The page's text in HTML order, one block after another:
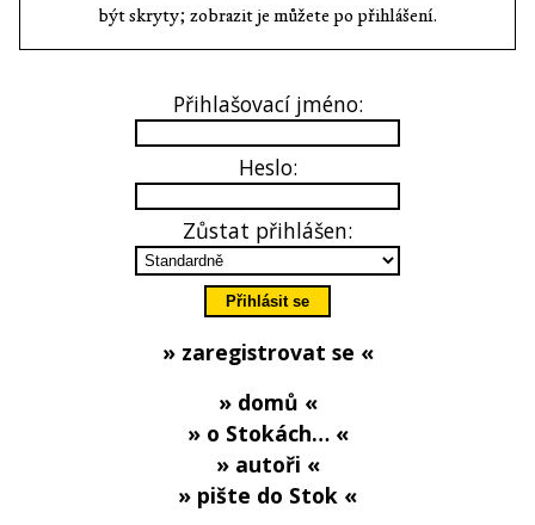
být skryty; zobrazit je můžete po přihlášení.
Přihlašovací jméno:
Heslo:
Zůstat přihlášen:
» zaregistrovat se «
» domů «
» o Stokách… «
» autoři «
» pište do Stok «